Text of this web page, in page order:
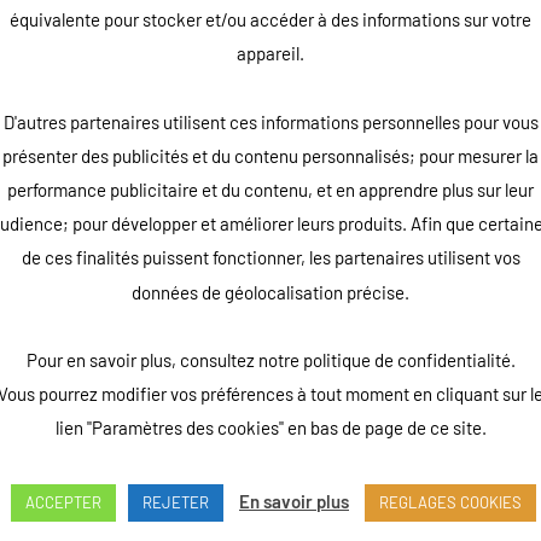
En A4 ou A3
Aluminium anodisé gris
Pied en plastique, à
quantité
de
trottoirs
Ajouter au devis
Retour au catalogue
équivalente pour stocker et/ou accéder à des informations sur votre
appareil.
D'autres partenaires utilisent ces informations personnelles pour vous
présenter des publicités et du contenu personnalisés; pour mesurer la
performance publicitaire et du contenu, et en apprendre plus sur leur
pour développer et améliorer leurs produits. Afin que
de ces finalités puissent fonctionner, les partenaires utilisent vos
données de géolocalisation précise.
Pour en savoir plus, consultez notre politique de confidentialité.
pourrez modifier vos préférences à tout moment en cliquant sur le
lien "Paramètres des cookies" en bas de page de ce site.
ACCEPTER REJETER En savoir plus REGLAGES COOKIES